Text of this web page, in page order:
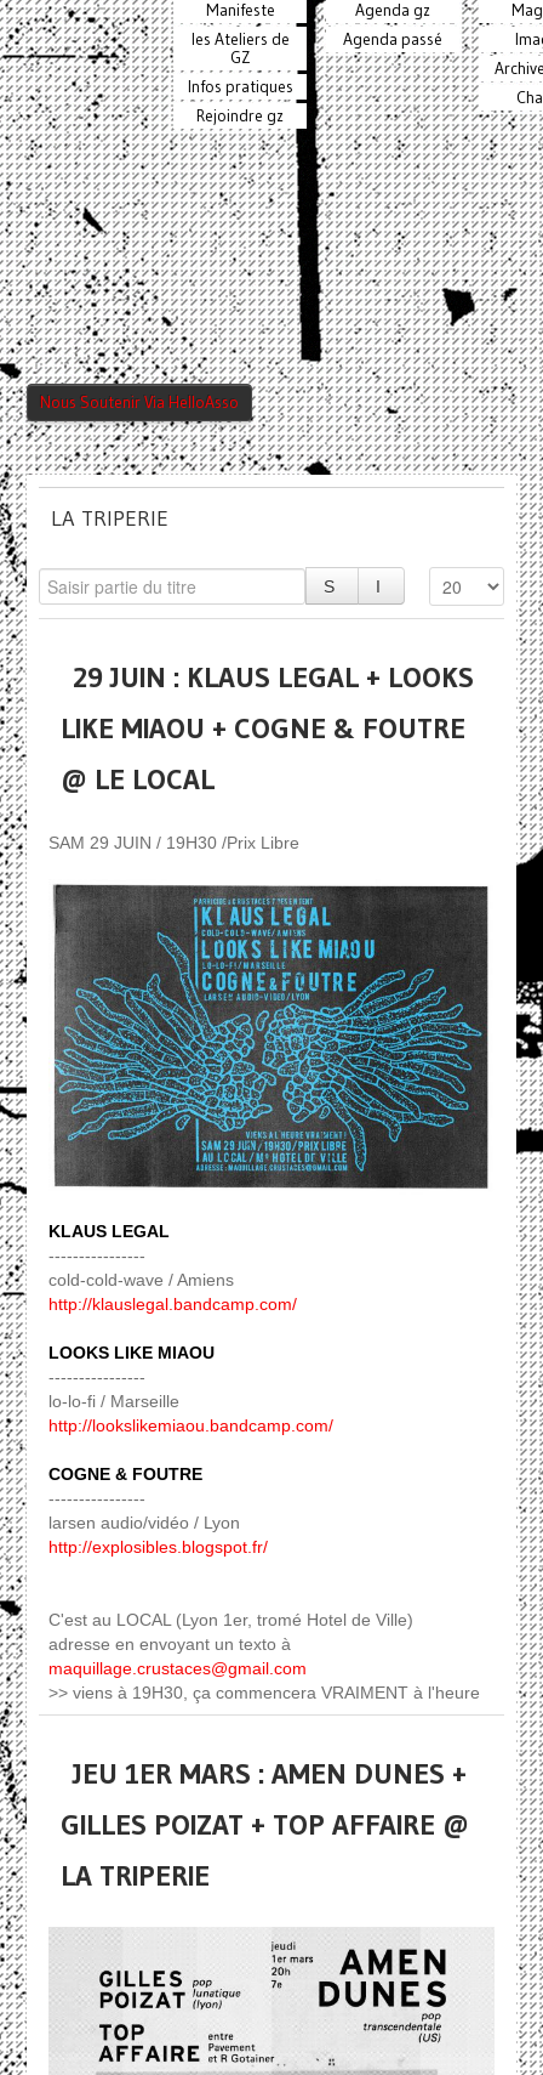
Manifeste
les Ateliers de
GZ
Infos pratiques
Rejoindre gz
Agenda gz
Agenda passé
Nous Soutenir Via HelloAsso
LA TRIPERIE
29 JUIN : KLAUS LEGAL + LOOKS
LIKE MIAOU + COGNE & FOUTRE
@ LE LOCAL
SAM 29 JUIN / 19H30 /Prix Libre
KLAUS LEGAL
----------------
cold-cold-wave / Amiens
http://klauslegal.bandcamp.com/
LOOKS LIKE MIAOU
----------------
lo-lo-fi / Marseille
http://lookslikemiaou.bandcamp.com/
COGNE & FOUTRE
----------------
larsen audio/vidéo / Lyon
http://explosibles.blogspot.fr/
C'est au LOCAL (Lyon 1er, tromé Hotel de Ville)
adresse en envoyant un texto à
maquillage.crustaces@gmail.com
>> viens à 19H30, ça commencera VRAIMENT à l'heure
JEU 1ER MARS : AMEN DUNES +
GILLES POIZAT + TOP AFFAIRE @
LA TRIPERIE